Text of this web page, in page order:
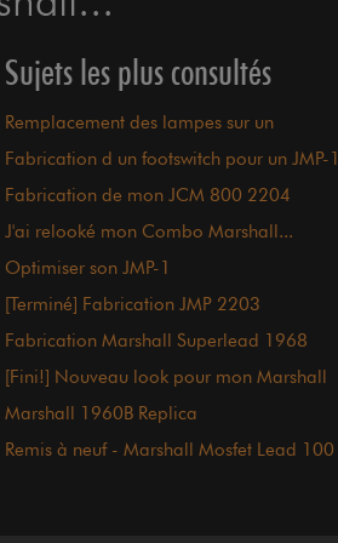
Sujets les plus consultés
Remplacement des lampes sur un
Fabrication d un footswitch pour un JMP-1
Fabrication de mon JCM 800 2204
J'ai relooké mon Combo Marshall...
Optimiser son JMP-1
[Terminé] Fabrication JMP 2203
Fabrication Marshall Superlead 1968
[Fini!] Nouveau look pour mon Marshall
Marshall 1960B Replica
Remis à neuf - Marshall Mosfet Lead 100